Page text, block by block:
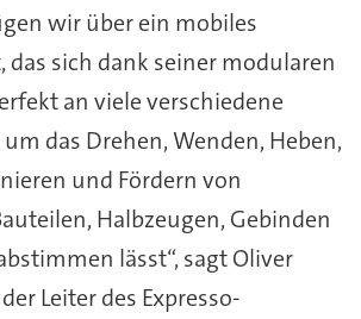
wir über ein mobiles
das sich dank seiner modularen
an viele verschiedene
das Drehen, Wenden, Heben,
und Fördern von
Halbzeugen, Gebinden
lässt“, sagt Oliver
Leiter des Expresso-